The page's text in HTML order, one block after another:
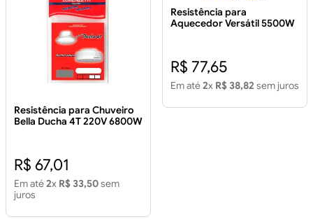
Resistência para Chuveiro
Bella Ducha 4T 220V 6800W
R$ 67,01
Em até2x R$ 33,50sem
juros
Resistência para
Aquecedor Versátil 5500W
R$ 77,65
Em até2x R$ 38,82 sem juros